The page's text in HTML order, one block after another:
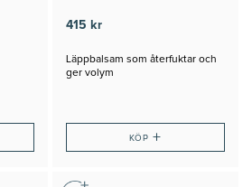
415 kr
Läppbalsam som återfuktar och
ger volym
KÖP +